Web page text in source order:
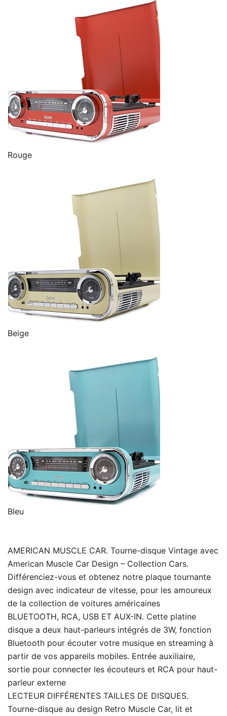
Rouge
Beige
Bleu
AMERICAN MUSCLE CAR. Tourne-disque Vintage avec
American Muscle Car Design – Collection Cars.
Différenciez-vous et obtenez notre plaque tournante
design avec indicateur de vitesse, pour les amoureux
de la collection de voitures américaines
BLUETOOTH, RCA, USB ET AUX-IN. Cette platine
disque a deux haut-parleurs intégrés de 3W, fonction
Bluetooth pour écouter votre musique en streaming à
partir de vos appareils mobiles. Entrée auxiliaire,
sortie pour connecter les écouteurs et RCA pour haut-
parleur externe
LECTEUR DIFFÉRENTES TAILLES DE DISQUES.
Tourne-disque au design Retro Muscle Car, lit et